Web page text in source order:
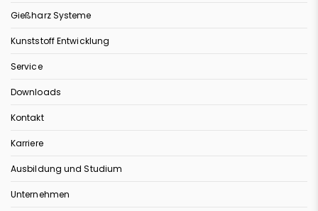
Gießharz Systeme
Kunststoff Entwicklung
Service
Downloads
Kontakt
Karriere
Ausbildung und Studium
Unternehmen